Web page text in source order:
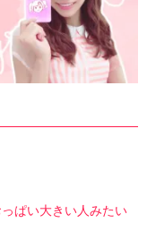
ぱい大きい人みたい